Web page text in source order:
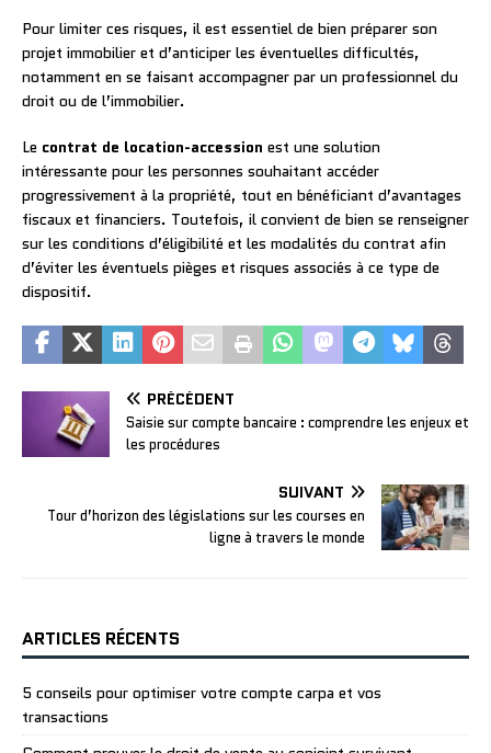
Pour limiter ces risques, il est essentiel de bien préparer son
projet immobilier et d’anticiper les éventuelles difficultés,
notamment en se faisant accompagner par un professionnel du
droit ou de l’immobilier.
Le contrat de location-accession est une solution
intéressante pour les personnes souhaitant accéder
progressivement à la propriété, tout en bénéficiant d’avantages
fiscaux et financiers. Toutefois, il convient de bien se renseigner
sur les conditions d’éligibilité et les modalités du contrat afin
d’éviter les éventuels pièges et risques associés à ce type de
dispositif.
PRÉCÉDENT
Saisie sur compte bancaire : comprendre les enjeux et
les procédures
SUIVANT
Tour d’horizon des législations sur les courses en
ligne à travers le monde
ARTICLES RÉCENTS
5 conseils pour optimiser votre compte carpa et vos
transactions